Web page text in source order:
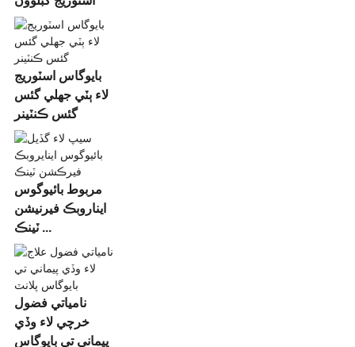
بايوگاس اسٽوريج
لاء ٻٽي جھلي گئس
گئس ڪنٽينر
مربوط بائيوگوس
ايناروبڪ فيرنيشن
ٽينڪ ...
نامياتي فضول
خرچي لاء وڏي
پيماني تي بايوگاس